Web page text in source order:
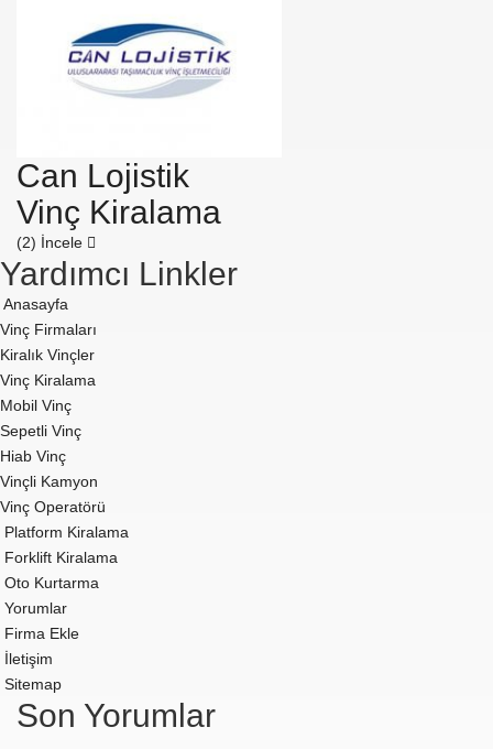
Can Lojistik
Vinç Kiralama
(2) İncele
Yardımcı Linkler
Anasayfa
Vinç Firmaları
Kiralık Vinçler
Vinç Kiralama
Mobil Vinç
Sepetli Vinç
Hiab Vinç
Vinçli Kamyon
Vinç Operatörü
Platform Kiralama
Forklift Kiralama
Oto Kurtarma
Yorumlar
Firma Ekle
İletişim
Sitemap
Son Yorumlar